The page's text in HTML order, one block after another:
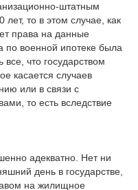
штатным
то в этом случае, как
права на данные
по военной ипотеке была
что государством
касается случаев
или в связи с
то есть вследствие
адекватно. Нет ни
день в государстве,
на жилищное